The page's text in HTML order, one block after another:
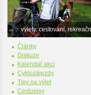
výlety, cestování,
Články
Diskuze
Kalendář akcí
Cyklozájezdy
Tipy na výlet
Cestopisy